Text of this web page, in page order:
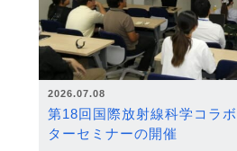
2026.07.08
第18回国際放射線科学コラ
ターセミナーの開催